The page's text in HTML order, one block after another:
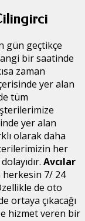
gün geçtikçe
bir saatinde
zaman
yer alan
tüm
yer alan
olarak daha
her
Avcılar
herkesin 7/ 24
de oto
ortaya çıkacağı
hizmet veren bir